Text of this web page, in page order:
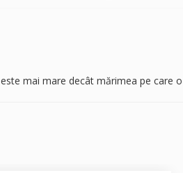
mai mare decât mărimea pe